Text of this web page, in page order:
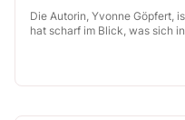
Die Autorin, Yvonne Göpfert,
hat scharf im Blick, was sich